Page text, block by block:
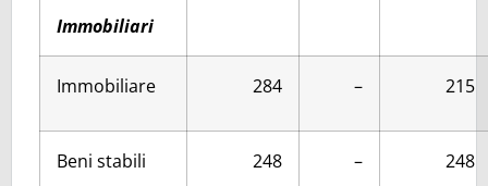
Immobiliari
Immobiliare 284 – 215
Beni stabili 248 – 248